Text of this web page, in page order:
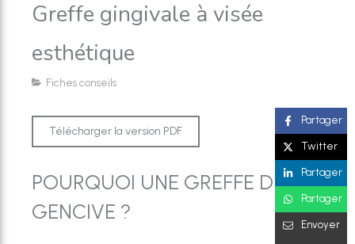
Greffe gingivale à visée
esthétique
Fiches conseils
Télécharger la version PDF
POURQUOI UNE GREFFE DE
GENCIVE ?
Partager
Twitter
Partager
Partager
Envoyer